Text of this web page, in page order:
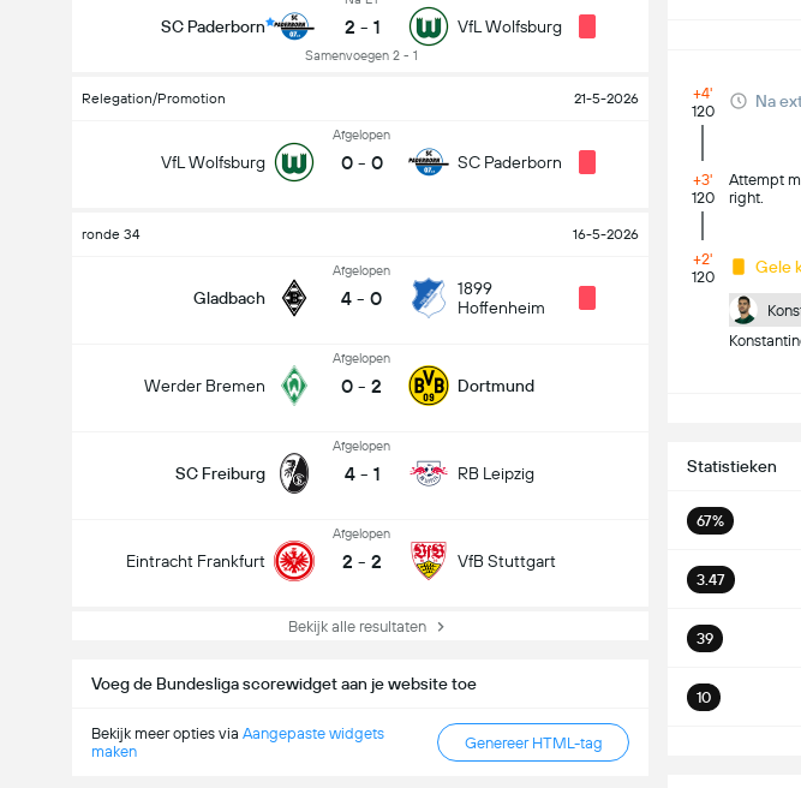
SC Paderborn 2 - 1
Samenvoegen 2 - 1
VfL Wolfsburg
Relegation/Promotion 21-5-2026
VfL Wolfsburg
Afgelopen
0 - 0 SC Paderborn
ronde 34 16-5-2026
Gladbach
Afgelopen
4 - 0
1899
Hoffenheim
Werder Bremen
Afgelopen
0 - 2 Dortmund
SC Freiburg
Afgelopen
4 - 1 RB Leipzig
Eintracht Frankfurt
Afgelopen
2 - 2 VfB Stuttgart
Bekijk alle resultaten
Voeg de Bundesliga scorewidget aan je website toe
Bekijk meer opties via Aangepaste widgets
maken
Genereer HTML-tag
+4'
120
Na
+3'
120
Attempt
right.
+2'
120
Gele
Statistieken
67%
3.47
39
10